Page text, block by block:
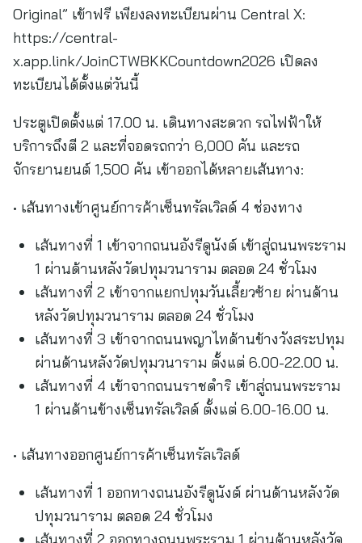
Original” เข้าฟรี เพียงลงทะเบียนผ่าน Central X:
https://central-
x.app.link/JoinCTWBKKCountdown2026 เปิดลง
ทะเบียนได้ตั้งแต่วันนี้
ประตูเปิดตั้งแต่ 17.00 น. เดินทางสะดวก รถไฟฟ้าให้
บริการถึงตี 2 และที่จอดรถกว่า 6,000 คัน และรถ
จักรยานยนต์ 1,500 คัน เข้าออกได้หลายเส้นทาง:
• เส้นทางเข้าศูนย์การค้าเซ็นทรัลเวิลด์ 4 ช่องทาง
เส้นทางที่ 1 เข้าจากถนนอังรีดูนังต์ เข้าสู่ถนนพระราม
1 ผ่านด้านหลังวัดปทุมวนาราม ตลอด 24 ชั่วโมง
เส้นทางที่ 2 เข้าจากแยกปทุมวันเลี้ยวซ้าย ผ่านด้าน
หลังวัดปทุมวนาราม ตลอด 24 ชั่วโมง
เส้นทางที่ 3 เข้าจากถนนพญาไทด้านข้างวังสระปทุม
ผ่านด้านหลังวัดปทุมวนาราม ตั้งแต่ 6.00-22.00 น.
เส้นทางที่ 4 เข้าจากถนนราชดำริ เข้าสู่ถนนพระราม
1 ผ่านด้านข้างเซ็นทรัลเวิลด์ ตั้งแต่ 6.00-16.00 น.
• เส้นทางออกศูนย์การค้าเซ็นทรัลเวิลด์
เส้นทางที่ 1 ออกทางถนนอังรีดูนังต์ ผ่านด้านหลังวัด
ปทุมวนาราม ตลอด 24 ชั่วโมง